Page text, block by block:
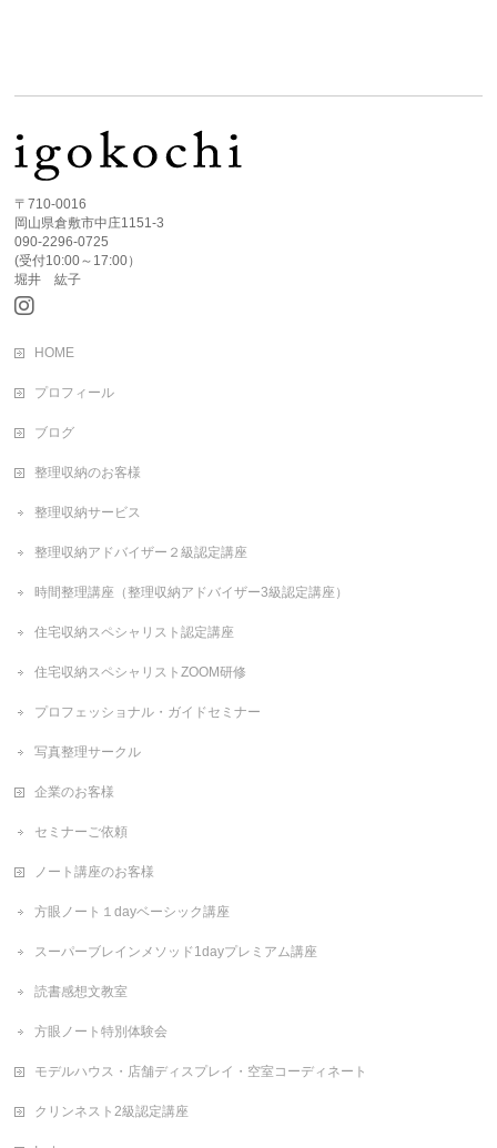
〒710-0016
岡山県倉敷市中庄1151-3
090-2296-0725
(受付10:00～17:00）
堀井 紘子
HOME
プロフィール
ブログ
整理収納のお客様
整理収納サービス
整理収納アドバイザー２級認定講座
時間整理講座（整理収納アドバイザー3級認定講座）
住宅収納スペシャリスト認定講座
住宅収納スペシャリストZOOM研修
プロフェッショナル・ガイドセミナー
写真整理サークル
企業のお客様
セミナーご依頼
ノート講座のお客様
方眼ノート１dayベーシック講座
スーパーブレインメソッド1dayプレミアム講座
読書感想文教室
方眼ノート特別体験会
モデルハウス・店舗ディスプレイ・空室コーディネート
クリンネスト2級認定講座